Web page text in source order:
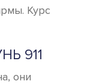
Курс
911
они